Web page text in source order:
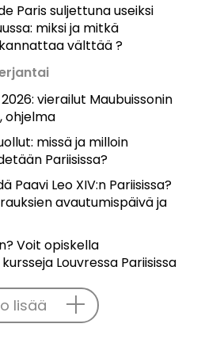
Paris suljettuna useiksi
miksi ja mitkä
välttää ?
vierailut Maubuissonin
ohjelma
missä ja milloin
Pariisissa?
Paavi Leo XIV:n Pariisissa?
avautumispäivä ja
Voit opiskella
Louvressa Pariisissa
lisää